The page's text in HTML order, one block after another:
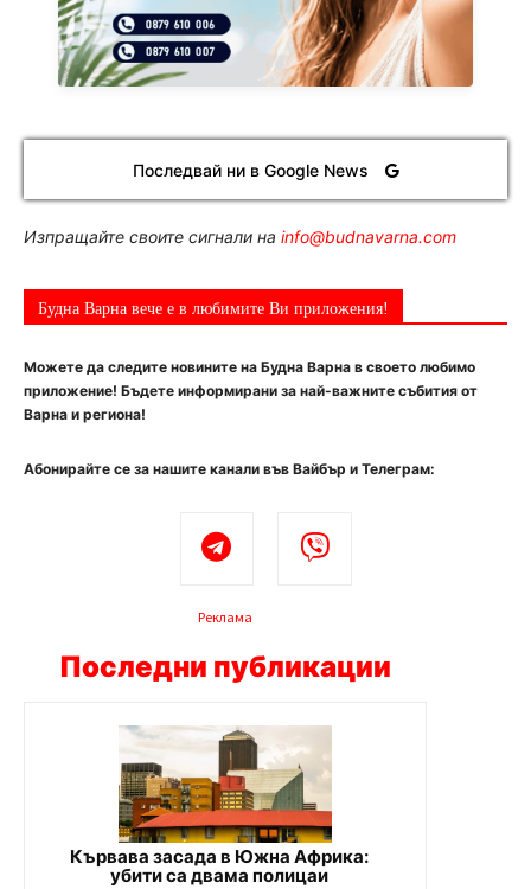
Последвай ни в Google News
Изпращайте своите сигнали на info@budnavarna.com
Будна Варна вече е в любимите Ви приложения!
Можете да следите новините на Будна Варна в своето любимо
приложение! Бъдете информирани за най-важните събития от
Варна и региона!
Абонирайте се за нашите канали във Вайбър и Телеграм:
Реклама
Последни публикации
Кървава засада в Южна Африка:
убити са двама полицаи